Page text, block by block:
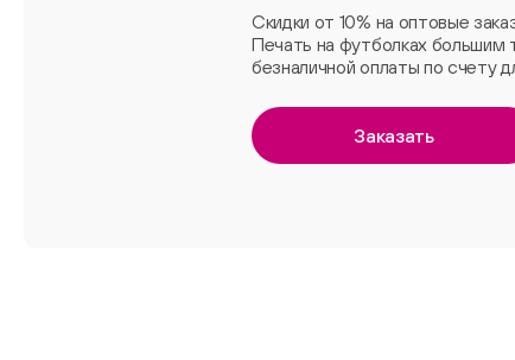
Скидки от 10% на оптовые
Печать на футболках
безналичной оплаты по счету
Заказать